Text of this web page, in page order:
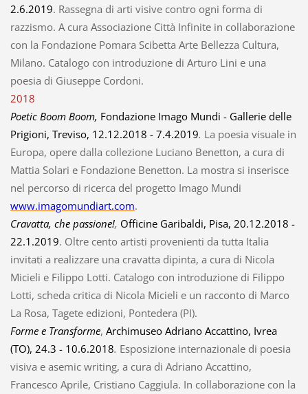
2.6.2019. Rassegna di arti visive contro ogni forma di
razzismo. A cura Associazione Città Infinite in collaborazione
con la Fondazione Pomara Scibetta Arte Bellezza Cultura,
Milano. Catalogo con introduzione di Arturo Lini e una
poesia di Giuseppe Cordoni.
2018
Poetic Boom Boom, Fondazione Imago Mundi - Gallerie delle
Prigioni, Treviso, 12.12.2018 - 7.4.2019. La poesia visuale in
Europa, opere dalla collezione Luciano Benetton, a cura di
Mattia Solari e Fondazione Benetton. La mostra si inserisce
nel percorso di ricerca del progetto Imago Mundi
www.imagomundiart.com.
Cravatta, che passione!, Officine Garibaldi, Pisa, 20.12.2018 -
22.1.2019. Oltre cento artisti provenienti da tutta Italia
invitati a realizzare una cravatta dipinta, a cura di Nicola
Micieli e Filippo Lotti. Catalogo con introduzione di Filippo
Lotti, scheda critica di Nicola Micieli e un racconto di Marco
La Rosa, Tagete edizioni, Pontedera (PI).
Forme e Transforme, Archimuseo Adriano Accattino, Ivrea
(TO), 24.3 - 10.6.2018. Esposizione internazionale di poesia
visiva e asemic writing, a cura di Adriano Accattino,
Francesco Aprile, Cristiano Caggiula. In collaborazione con la